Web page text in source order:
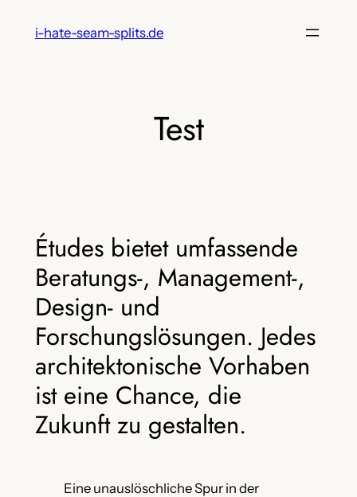
Inhalti-hate-seam-splits.de
Test
Études bietet umfassende
Beratungs-, Management-,
Design- und
Forschungslösungen. Jedes
architektonische Vorhaben
ist eine Chance, die
Zukunft zu gestalten.
Eine unauslöschliche Spur in der